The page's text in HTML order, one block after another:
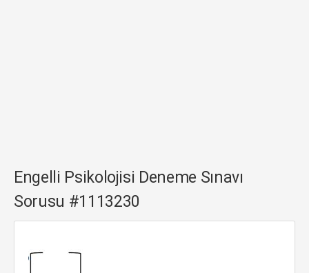
Engelli Psikolojisi Deneme Sınavı
Sorusu #1113230